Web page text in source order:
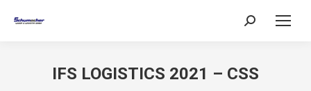
Search:
IFS LOGISTICS 2021 – CSS